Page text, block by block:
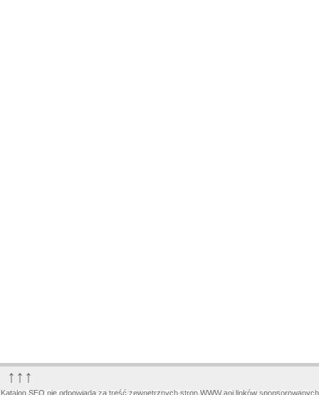
↑↑↑
Katalog SEO nie odpowiada za treść zewnętrznych stron WWW ani linków sponsorowanych